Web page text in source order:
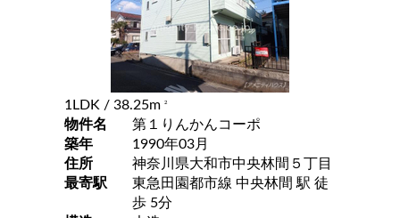
1LDK / 38.25m 2
物件名
第１りんかんコーポ
築年
1990年03月
住所
神奈川県大和市中央林間５丁目
最寄駅
東急田園都市線 中央林間 駅 徒
歩 5分